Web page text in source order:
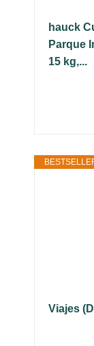
hauck
Parque
15 kg,...
Viajes